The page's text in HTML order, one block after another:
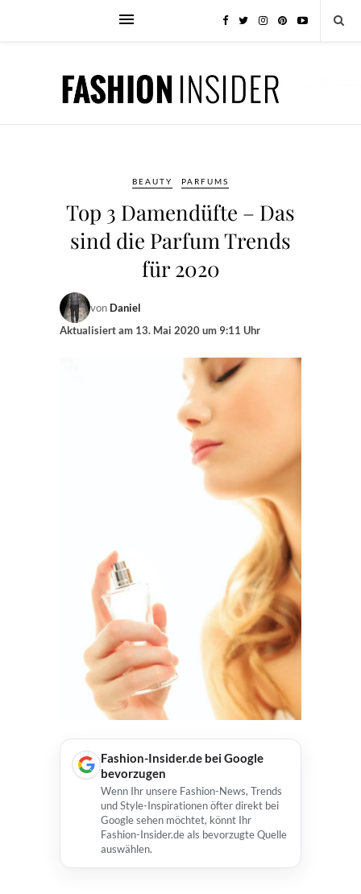
BEAUTY PARFUMS
Top 3 Damendüfte – Das
sind die Parfum Trends
für 2020
von Daniel
Aktualisiert am 13. Mai 2020 um 9:11 Uhr
Fashion-Insider.de bei Google
bevorzugen
Wenn Ihr unsere Fashion-News, Trends
und Style-Inspirationen öfter direkt bei
Google sehen möchtet, könnt Ihr
Fashion-Insider.de als bevorzugte Quelle
auswählen.